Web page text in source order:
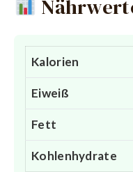
Kalorien
Eiweiß
Fett
Kohlenhydrate